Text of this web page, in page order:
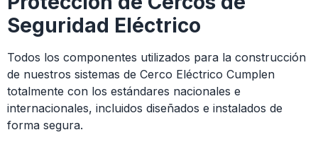
Seguridad Eléctrico
Todos los componentes utilizados para la construcción
de nuestros sistemas de Cerco Eléctrico Cumplen
totalmente con los estándares nacionales e
internacionales, incluidos diseñados e instalados de
forma segura.